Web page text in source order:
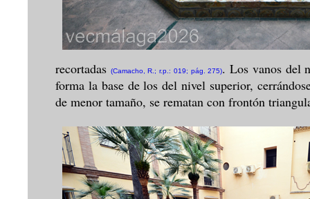
recortadas (Camacho, R.; r.p.: 019; pág. 275). Los vanos del
forma la base de los del nivel superior,
de menor tamaño, se rematan con frontón